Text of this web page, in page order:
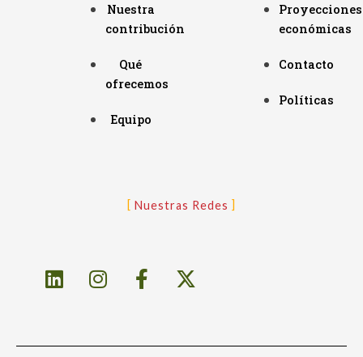
Nuestra
contribución
Qué
ofrecemos
Equipo
Proyecciones
económicas
Contacto
Políticas
Nuestras Redes